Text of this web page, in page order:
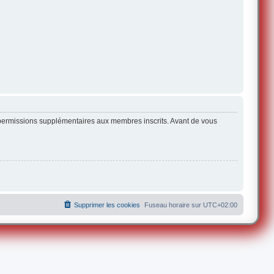
supplémentaires aux membres inscrits. Avant de vous
Fuseau horaire sur UTC+02:00
Supprimer les cookies